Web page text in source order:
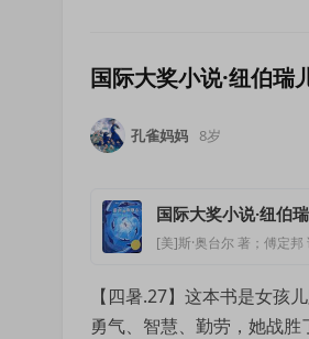
国际大奖小说·纽伯
孔雀妈妈 8岁
国际大奖小说·纽伯
[美]斯·奥台尔 著；傅定
【四暑.27】这本书是女孩
勇气、智慧、勤劳，她战